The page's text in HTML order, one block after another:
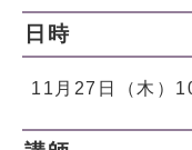
日時
11月27日（木）